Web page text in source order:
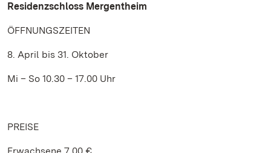
Residenzschloss Mergentheim
ÖFFNUNGSZEITEN
8. April bis 31. Oktober
Mi – So 10.30 – 17.00 Uhr
PREISE